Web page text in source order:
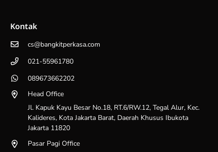
Kontak
cs@bangkitperkasa.com
021-55961780
089673662202
Head Office
Jl. Kapuk Kayu Besar No.18, RT.6/RW.12, Tegal Alur, Kec.
Kalideres, Kota Jakarta Barat, Daerah Khusus Ibukota
Jakarta 11820
Pasar Pagi Office